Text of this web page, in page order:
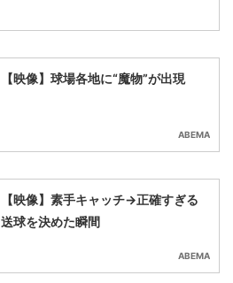
【映像】球場各地に“魔物”が出現
ABEMA
【映像】素手キャッチ→正確すぎる
送球を決めた瞬間
ABEMA